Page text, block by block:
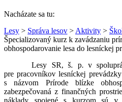
Nacházate sa tu:
Lesy > Správa lesov > Aktivity >
Špecializovaný kurz k zavádzaniu
obhospodarovanie lesa do lesníckej
Lesy SR, š. p. v
pre pracovníkov lesníckej
s názvom Prírode blízke
zabezpečovaná z finančných
náklady spojené s kurzom sú v